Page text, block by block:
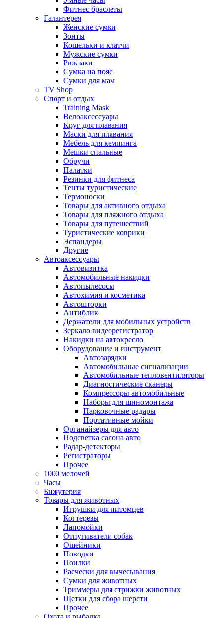
Фитнес браслеты
Галантерея
Женские сумки
Зонты
Кошельки и клатчи
Мужские сумки
Рюкзаки
Сумка на пояс
Сумки для мам
TV Shop
Спорт и отдых
Training Mask
Велоаксессуары
Круг для плавания
Маски для плавания
Мебель для кемпинга
Мешки спальные
Обручи
Палатки
Резинки для фитнеса
Тенты туристические
Термоноски
Товары для активного отдыха
Товары для пляжного отдыха
Товары для путешествий
Туристические коврики
Эспандеры
Другие
Автоаксессуары
Автовизитка
Автомобильные накидки
Автопылесосы
Автохимия и косметика
Автошторки
Антиблик
Держатели для мобильных устройств
Зеркало видеорегистратор
Накидки на автокресло
Оборудование и инструмент
Автозарядки
Автомобильные сигнализации
Автомобильные тепловентиляторы
Диагностические сканеры
Компрессоры автомобильные
Наборы для шиномонтажа
Парковочные радары
Портативные мойки
Органайзеры для авто
Подсветка салона авто
Радар-детекторы
Регистраторы
Прочее
1000 мелочей
Часы
Бижутерия
Товары для животных
Игрушки для питомцев
Когтерезы
Лапомойки
Отпугиватели собак
Ошейники
Поводки
Поилки
Расчески для вычесывания
Сумки для животных
Триммеры для стрижки животных
Щетки для сбора шерсти
Прочее
Охота и рыбалка